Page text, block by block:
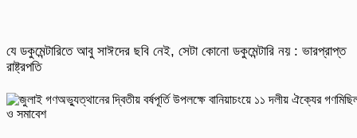
যে ডকুমেন্টারিতে আবু সাঈদের ছবি নেই, সেটা কোনো ডকুমেন্টারি নয় : ভারপ্রাপ্ত
রাষ্ট্রপতি